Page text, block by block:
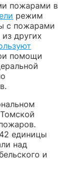
пожарами в
режим
с пожарами
других
помощи
единицы
над
и